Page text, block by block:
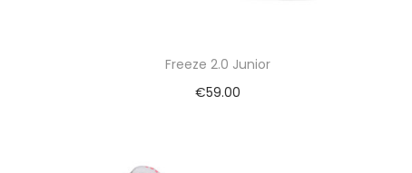
Freeze 2.0 Junior
€59.00